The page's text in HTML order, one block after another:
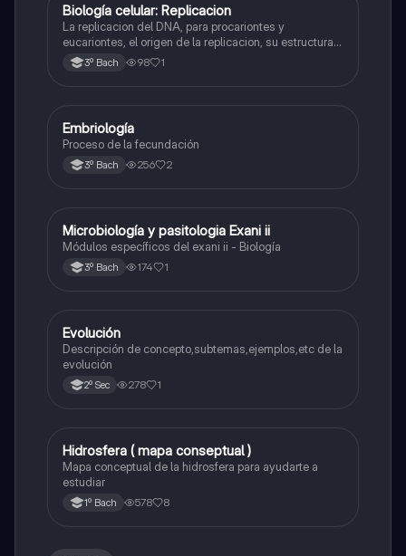
Biología
Biología celular: Replicacion
La replicacion del DNA, para procariontes y
eucariontes, el origen de la replicacion, su estructura y
las enzimas que participan en la síntesis, etc.
3º Bach 98 1
Biología
Embriología
Proceso de la fecundación
3º Bach 256 2
Biología
Microbiología y pasitologia Exani ii
Módulos específicos del exani ii - Biología
3º Bach 174 1
Biología
Evolución
Descripción de concepto,subtemas,ejemplos,etc de la
evolución
2º Sec 278 1
Biología
Hidrosfera ( mapa conseptual )
Mapa conceptual de la hidrosfera para ayudarte a
estudiar
1º Bach 578 8